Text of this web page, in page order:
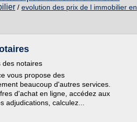
/ evolution des prix de l immobilier en
des notaires
vous propose des
beaucoup d'autres services.
d'achat en ligne, accédez aux
adjudications, calculez...